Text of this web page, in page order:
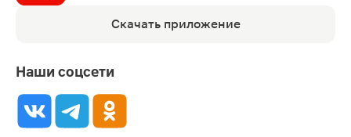
Скачать приложение
Наши соцсети